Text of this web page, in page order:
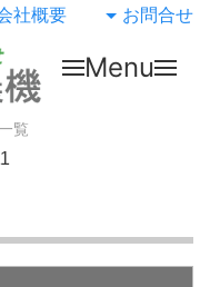
社概要 お問合せ
Menu
覧